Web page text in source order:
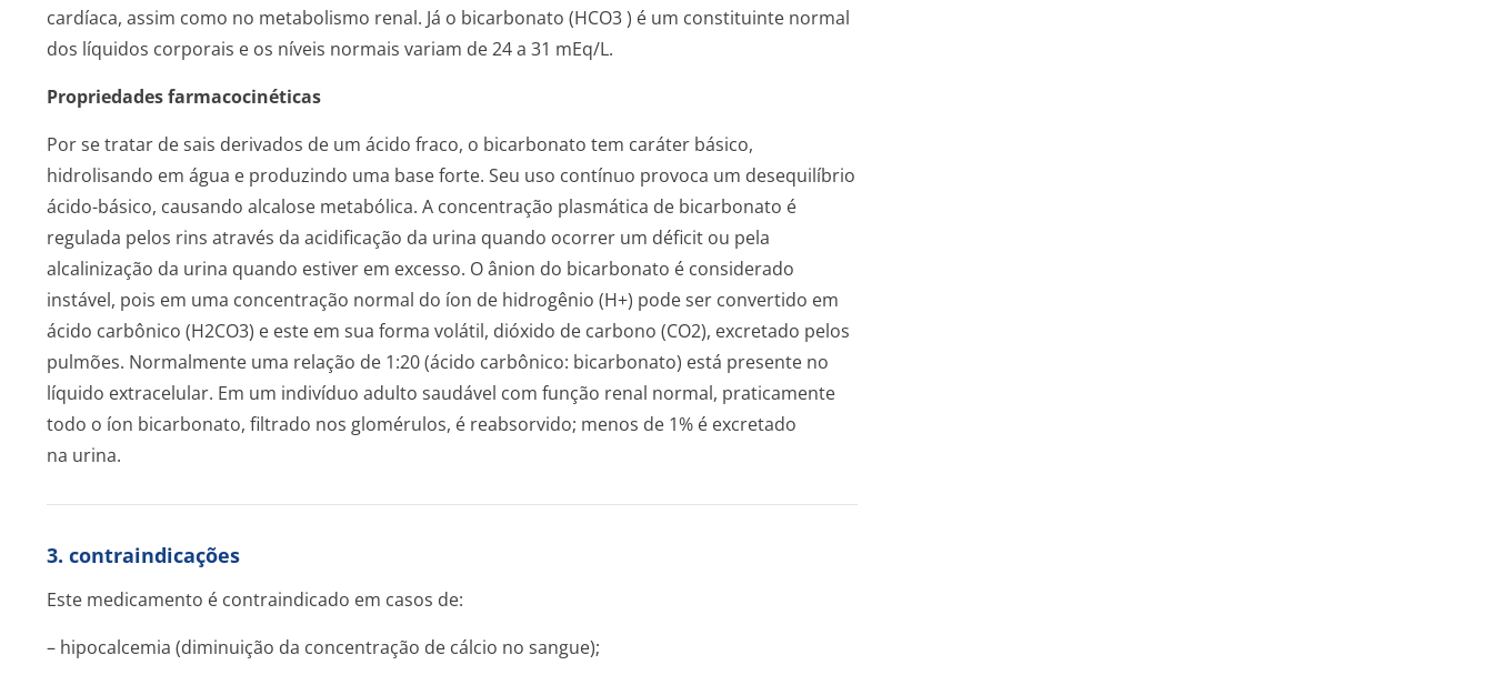
cardíaca, assim como no metabolismo renal. Já o bicarbonato (HCO3 ) é um constituinte normal
dos líquidos corporais e os níveis normais variam de 24 a 31 mEq/L.
Propriedades farmacocinéticas
Por se tratar de sais derivados de um ácido fraco, o bicarbonato tem caráter básico,
hidrolisando em água e produzindo uma base forte. Seu uso contínuo provoca um desequilíbrio
ácido-básico, causando alcalose metabólica. A concentração plasmática de bicarbonato é
regulada pelos rins através da acidificação da urina quando ocorrer um déficit ou pela
alcalinização da urina quando estiver em excesso. O ânion do bicarbonato é considerado
instável, pois em uma concentração normal do íon de hidrogênio (H+) pode ser convertido em
ácido carbônico (H2CO3) e este em sua forma volátil, dióxido de carbono (CO2), excretado pelos
pulmões. Normalmente uma relação de 1:20 (ácido carbônico: bicarbonato) está presente no
líquido extracelular. Em um indivíduo adulto saudável com função renal normal, praticamente
todo o íon bicarbonato, filtrado nos glomérulos, é reabsorvido; menos de 1% é excretado
na urina.
3. contraindicações
Este medicamento é contraindicado em casos de:
– hipocalcemia (diminuição da concentração de cálcio no sangue);